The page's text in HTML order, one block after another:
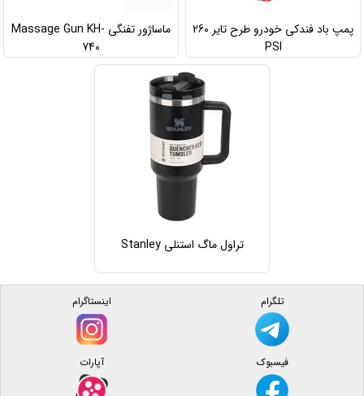
پمپ باد فندکی خودرو طرح تایر 260
PSI
ماساژور تفنگی Massage Gun KH-
740
تراول ماگ استنلی Stanley
تلگرام اینستاگرام
فیسبوک آپارات